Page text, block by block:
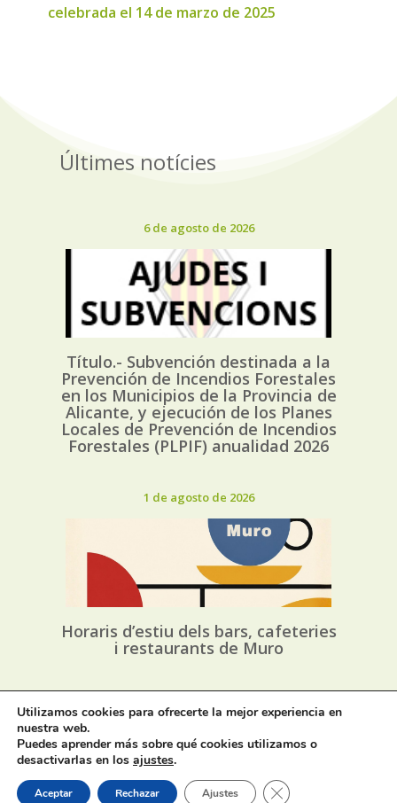
celebrada el 14 de marzo de 2025
Últimes notícies
6 de agosto de 2026
Título.- Subvención destinada a la
Prevención de Incendios Forestales
en los Municipios de la Provincia de
Alicante, y ejecución de los Planes
Locales de Prevención de Incendios
Forestales (PLPIF) anualidad 2026
1 de agosto de 2026
Horaris d’estiu dels bars, cafeteries
i restaurants de Muro
Utilizamos cookies para ofrecerte la mejor experiencia en
nuestra web.
Puedes aprender más sobre qué cookies utilizamos o
desactivarlas en los ajustes.
Aceptar Rechazar Ajustes Cerrar el banner de